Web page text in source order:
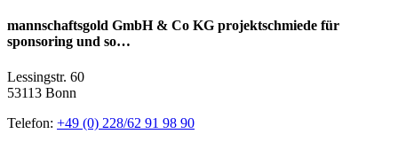
mannschaftsgold GmbH & Co KG projektschmiede für
sponsoring und so…
Lessingstr. 60
53113 Bonn
Telefon: +49 (0) 228/62 91 98 90